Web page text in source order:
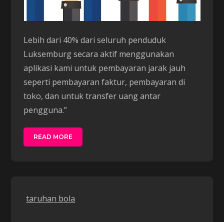
Lebih dari 40% dari seluruh penduduk
Luksemburg secara aktif menggunakan
aplikasi kami untuk pembayaran jarak jauh
seperti pembayaran faktur, pembayaran di
toko, dan untuk transfer uang antar
pengguna.”
READ MORE
taruhan bola